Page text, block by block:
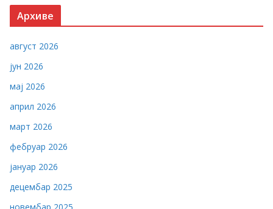
Архиве
август 2026
јун 2026
мај 2026
април 2026
март 2026
фебруар 2026
јануар 2026
децембар 2025